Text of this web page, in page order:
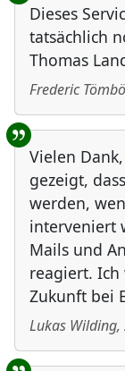
Dieses
tatsächlich
Thomas
Frederic
Vielen
gezeigt,
werden,
interveniert
Mails und
reagiert.
Zukunft bei
Lukas Wilding,